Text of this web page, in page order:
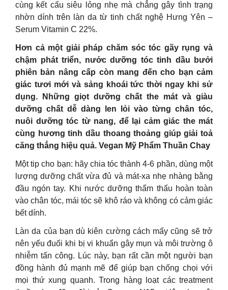
cùng kết cấu siêu lỏng nhẹ mà chẳng gây tình trạng
nhờn dính trên làn da từ tinh chất nghệ Hưng Yên –
Serum Vitamin C 22%.
Hơn cả một giải pháp chăm sóc tóc gãy rụng và
chậm phát triển, nước dưỡng tóc tinh dầu bưởi
phiên bản nâng cấp còn mang đến cho bạn cảm
giác tươi mới và sảng khoái tức thời ngay khi sử
dụng. Những giọt dưỡng chất the mát và giàu
dưỡng chất dễ dàng len lỏi vào từng chân tóc,
nuôi dưỡng tóc từ nang, để lại cảm giác the mát
cùng hương tinh dầu thoang thoảng giúp giải toả
căng thẳng hiệu quả. Vegan Mỹ Phẩm Thuần Chay
Một tip cho bạn: hãy chia tóc thành 4-6 phần, dùng một
lượng dưỡng chất vừa đủ và mát-xa nhẹ nhàng bằng
đầu ngón tay. Khi nước dưỡng thẩm thấu hoàn toàn
vào chân tóc, mái tóc sẽ khô ráo và không có cảm giác
bết dính.
Làn da của bạn dù kiên cường cách mấy cũng sẽ trở
nên yếu đuối khi bị vi khuẩn gây mụn và môi trường ô
nhiễm tấn công. Lúc này, bạn rất cần một người bạn
đồng hành đủ mạnh mẽ để giúp bạn chống chọi với
mọi thứ xung quanh. Trong hàng loạt các treatment